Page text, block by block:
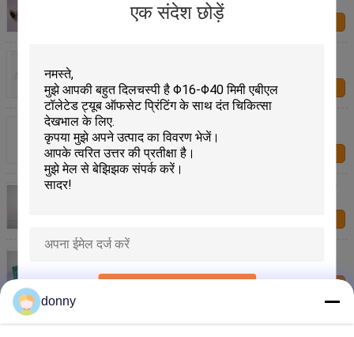
एक संदेश छोड़ें
हमसे संपर्क करें
प्रसाधन सामग्री के लिए औद्योगिक लचीला पैकेजिंग ट्यूब, दैनिक
रसायन
औद्योगिक लचीला पैकेजिंग के लिए 50g-200g व्हाइट एबीएल टुकड़े
Daily Chemical Flexible Packaging Pouches With
donny